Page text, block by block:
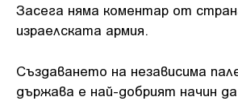
Засега няма коментар от
израелската армия.
Създаването на независима
държава е най-добрият начин